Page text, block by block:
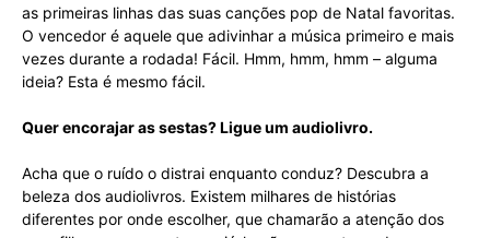
as primeiras linhas das suas canções pop de Natal favoritas.
O vencedor é aquele que adivinhar a música primeiro e mais
vezes durante a rodada! Fácil. Hmm, hmm, hmm – alguma
ideia? Esta é mesmo fácil.
Quer encorajar as sestas? Ligue um audiolivro.
Acha que o ruído o distrai enquanto conduz? Descubra a
beleza dos audiolivros. Existem milhares de histórias
diferentes por onde escolher, que chamarão a atenção dos